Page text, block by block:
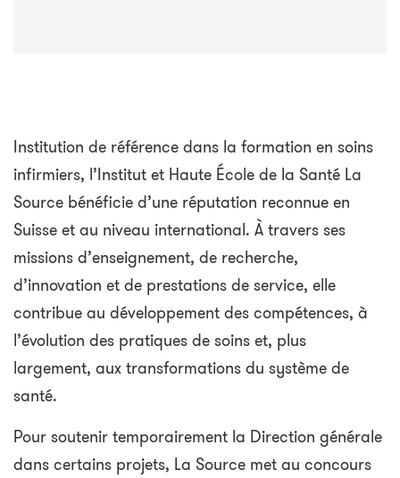
Institution de référence dans la formation en soins
infirmiers, l’Institut et Haute École de la Santé La
Source bénéficie d’une réputation reconnue en
Suisse et au niveau international. À travers ses
missions d’enseignement, de recherche,
d’innovation et de prestations de service, elle
contribue au développement des compétences, à
l’évolution des pratiques de soins et, plus
largement, aux transformations du système de
santé.
Pour soutenir temporairement la Direction générale
dans certains projets, La Source met au concours